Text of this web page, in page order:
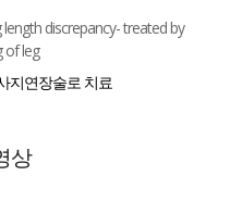
지연장술로 치료
상